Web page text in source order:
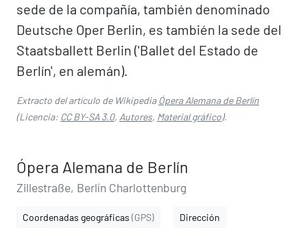
sede de la compañía, también denominado
Deutsche Oper Berlin, es también la sede del
Staatsballett Berlin ('Ballet del Estado de
Berlín', en alemán).
Extracto del artículo de WikipediaÓpera Alemana de Berlín
(Licencia: CC BY-SA 3.0, Autores, Material gráfico).
Ópera Alemana de Berlín
Zillestraße, Berlín Charlottenburg
Coordenadas geográficas (GPS) Dirección